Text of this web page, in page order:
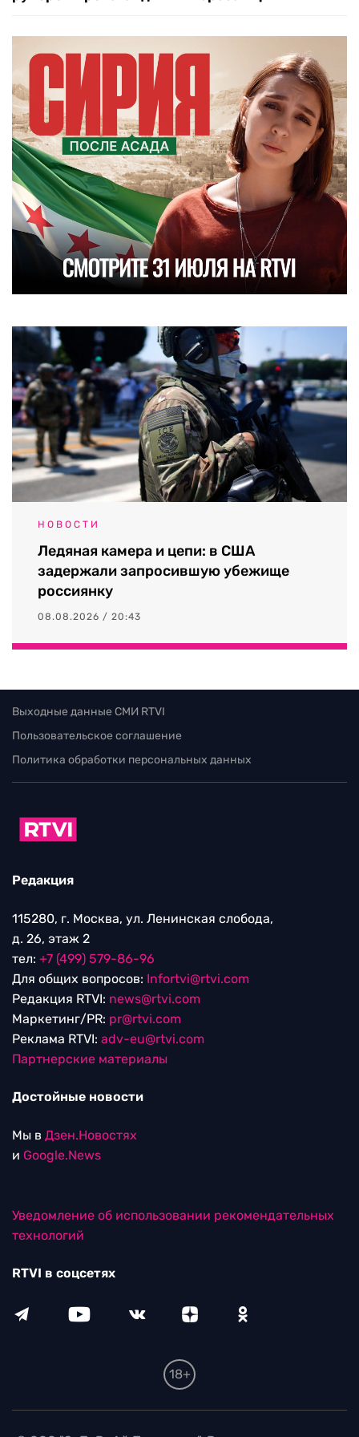
НОВОСТИ
Ледяная камера и цепи: в США
задержали запросившую убежище
россиянку
08.08.2026 / 20:43
Выходные данные СМИ RTVI
Пользовательское соглашение
Политика обработки персональных данных
Редакция
115280, г. Москва, ул. Ленинская слобода,
д. 26, этаж 2
тел: +7 (499) 579-86-96
Для общих вопросов: Infortvi@rtvi.com
Редакция RTVI: news@rtvi.com
Маркетинг/PR: pr@rtvi.com
Реклама RTVI: adv-eu@rtvi.com
Партнерские материалы
Достойные новости
Мы в Дзен.Новостях
и Google.News
Уведомление об использовании рекомендательных
технологий
RTVI в соцсетях
18+